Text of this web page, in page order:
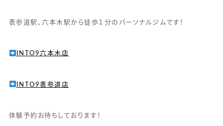
表参道駅、六本木駅から徒歩１分のパーソナルジムです！
INTO9六本木店
INTO9表参道店
体験予約お待ちしております！